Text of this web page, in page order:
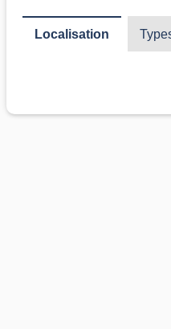
Localisation